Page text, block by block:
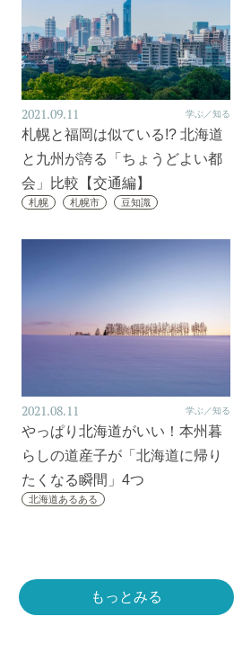
2021.09.11 学ぶ／知る
札幌と福岡は似ている!? 北海道
と九州が誇る「ちょうどよい都
会」比較【交通編】
札幌 札幌市 豆知識
2021.08.11 学ぶ／知る
やっぱり北海道がいい！本州暮
らしの道産子が「北海道に帰り
たくなる瞬間」4つ
北海道あるある
もっとみる